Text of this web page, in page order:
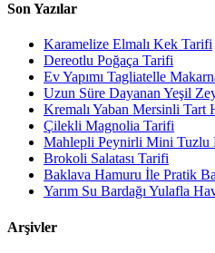
Son Yazılar
Karamelize Elmalı Kek Tarifi
Dereotlu Poğaça Tarifi
Ev Yapımı Tagliatelle
Uzun Süre Dayanan Yeşil
Kremalı Yaban Mersinli Tart
Çilekli Magnolia Tarifi
Mahlepli Peynirli Mini Tuzlu
Brokoli Salatası Tarifi
Baklava Hamuru İle Pratik
Yarım Su Bardağı Yulafla
Arşivler